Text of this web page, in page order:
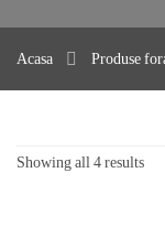
Acasa Produse
Showing all 4 results